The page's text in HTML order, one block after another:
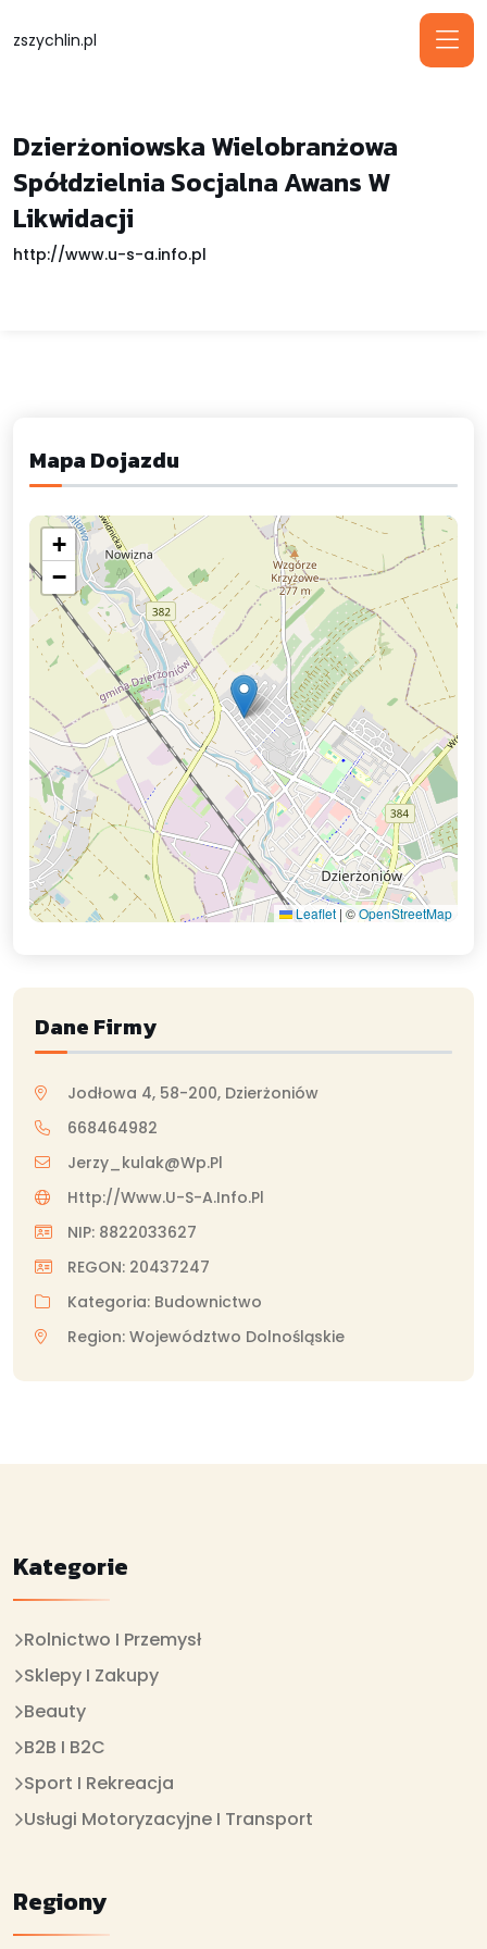
zszychlin.pl
Dzierżoniowska Wielobranżowa
Spółdzielnia Socjalna Awans W
Likwidacji
http://www.u-s-a.info.pl
Mapa Dojazdu
+
−
Leaflet | ©OpenStreetMap
Dane Firmy
Jodłowa 4, 58-200, Dzierżoniów
668464982
Jerzy_kulak@wp.pl
Http://www.u-S-A.info.pl
NIP: 8822033627
REGON: 20437247
Kategoria: Budownictwo
Region: Województwo Dolnośląskie
Kategorie
Rolnictwo I Przemysł
Sklepy I Zakupy
Beauty
B2B I B2C
Sport I Rekreacja
Usługi Motoryzacyjne I Transport
Regiony